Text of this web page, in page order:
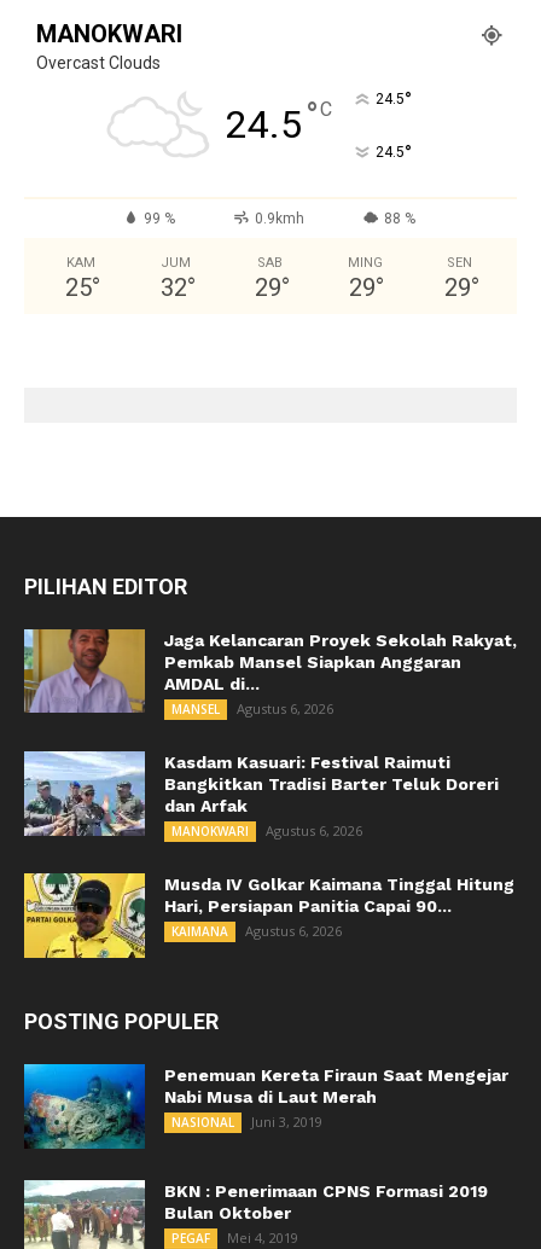
MANOKWARI
Overcast Clouds
24.5°C 24.5°
24.5°
99 % 0.9kmh 88 %
KAM
25°
JUM
32°
SAB
29°
MING
29°
SEN
29°
PILIHAN EDITOR
Jaga Kelancaran Proyek Sekolah Rakyat,
Pemkab Mansel Siapkan Anggaran
AMDAL di...
MANSEL Agustus 6, 2026
Kasdam Kasuari: Festival Raimuti
Bangkitkan Tradisi Barter Teluk Doreri
dan Arfak
MANOKWARI Agustus 6, 2026
Musda IV Golkar Kaimana Tinggal Hitung
Hari, Persiapan Panitia Capai 90...
KAIMANA Agustus 6, 2026
POSTING POPULER
Penemuan Kereta Firaun Saat Mengejar
Nabi Musa di Laut Merah
NASIONAL Juni 3, 2019
BKN : Penerimaan CPNS Formasi 2019
Bulan Oktober
PEGAF Mei 4, 2019